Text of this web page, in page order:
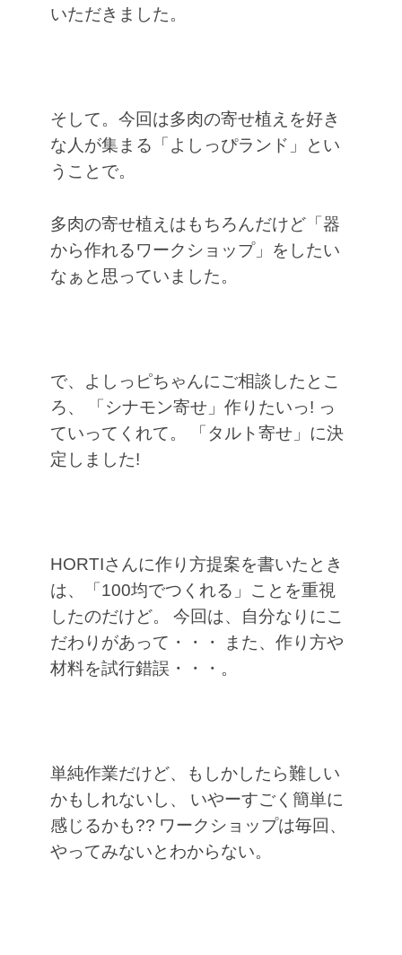
いただきました。
そして。今回は多肉の寄せ植えを好き
な人が集まる「よしっぴランド」とい
うことで。
多肉の寄せ植えはもちろんだけど「器
から作れるワークショップ」をしたい
なぁと思っていました。
で、よしっピちゃんにご相談したとこ
ろ、
「シナモン寄せ」作りたいっ! っ
ていってくれて。
「タルト寄せ」に決
定しました!
HORTIさんに作り方提案を書いたとき
は、「100均でつくれる」ことを重視
したのだけど。
今回は、自分なりにこ
だわりがあって・・・
また、作り方や
材料を試行錯誤・・・。
単純作業だけど、もしかしたら難しい
かもしれないし、
いやーすごく簡単に
感じるかも?? ワークショップは毎回、
やってみないとわからない。